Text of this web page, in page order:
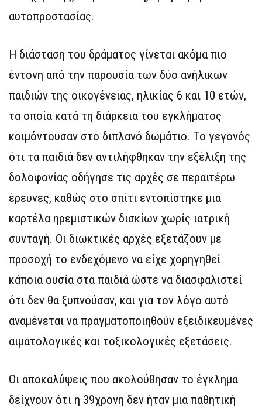
αυτοπροστασίας.
Η διάσταση του δράματος γίνεται ακόμα πιο
έντονη από την παρουσία των δύο ανήλικων
παιδιών της οικογένειας, ηλικίας 6 και 10 ετών,
τα οποία κατά τη διάρκεια του εγκλήματος
κοιμόντουσαν στο διπλανό δωμάτιο. Το γεγονός
ότι τα παιδιά δεν αντιλήφθηκαν την εξέλιξη της
δολοφονίας οδήγησε τις αρχές σε περαιτέρω
έρευνες, καθώς στο σπίτι εντοπίστηκε μια
καρτέλα ηρεμιστικών δισκίων χωρίς ιατρική
συνταγή. Οι διωκτικές αρχές εξετάζουν με
προσοχή το ενδεχόμενο να είχε χορηγηθεί
κάποια ουσία στα παιδιά ώστε να διασφαλιστεί
ότι δεν θα ξυπνούσαν, και για τον λόγο αυτό
αναμένεται να πραγματοποιηθούν εξειδικευμένες
αιματολογικές και τοξικολογικές εξετάσεις.
Οι αποκαλύψεις που ακολούθησαν το έγκλημα
δείχνουν ότι η 39χρονη δεν ήταν μια παθητική